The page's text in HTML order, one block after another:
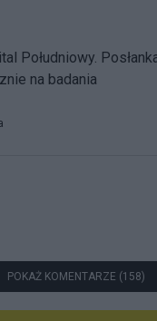
Południowy.
na badania
POKAŻ KOMENTARZE (158)